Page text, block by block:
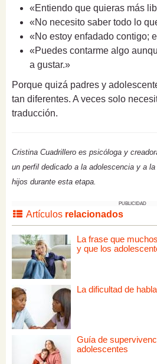
«Entiendo que quieras más
«No necesito saber todo lo
«No estoy enfadado contigo;
«Puedes contarme algo
a gustar.»
Porque quizá padres y
tan diferentes. A veces solo
traducción.
Cristina Cuadrillero es psicóloga y
un perfil dedicado a la adolescencia y a
hijos durante esta etapa.
PUBLICIDAD
Artículos relacionados
La frase que
y que los
La dificultad de
Guía de
adolescentes